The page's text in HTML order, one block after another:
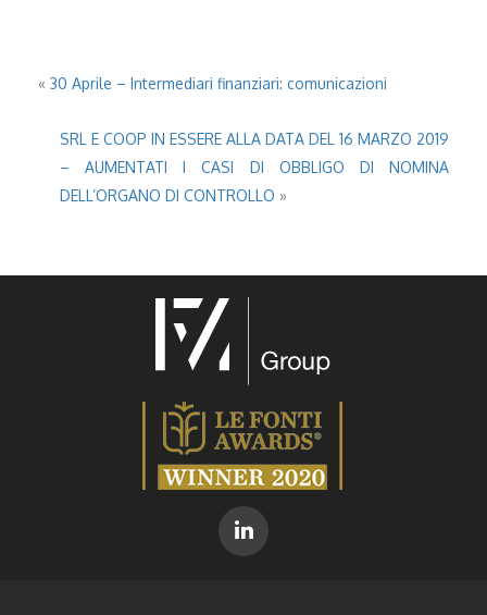
« 30 Aprile – Intermediari finanziari: comunicazioni
SRL E COOP IN ESSERE ALLA DATA DEL 16 MARZO 2019
– AUMENTATI I CASI DI OBBLIGO DI NOMINA
DELL’ORGANO DI CONTROLLO »